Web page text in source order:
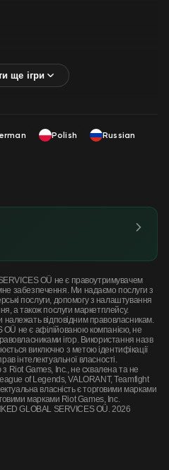
Polish
Russian
OÜ не є правоутримувачем
забезпечення. Ми надаємо послуги з
послуги, допомогу з налаштування
а також послуги маркетплейсу.
належать відповідним правовласникам.
не є афілійованою компанією, не
ігор. Використання назв
виключно з метою ідентифікації
інтелектуальної власності.
Riot Games, Inc., не схвалена та не
of Legends, VALORANT, Teamfight
власність є торговими марками
марками Riot Games, Inc.
GLOBAL SERVICES OÜ. 2026